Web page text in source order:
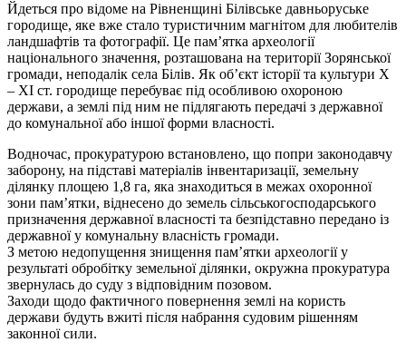
Йдеться про відоме на Рівненщині Білівське давньоруське
городище, яке вже стало туристичним магнітом для любителів
ландшафтів та фотографії. Це пам’ятка археології
національного значення, розташована на території Зорянської
громади, неподалік села Білів. Як об’єкт історії та культури Х
– ХI ст. городище перебуває під особливою охороною
держави, а землі під ним не підлягають передачі з державної
до комунальної або іншої форми власності.
Водночас, прокуратурою встановлено, що попри законодавчу
заборону, на підставі матеріалів інвентаризації, земельну
ділянку площею 1,8 га, яка знаходиться в межах охоронної
зони пам’ятки, віднесено до земель сільськогосподарського
призначення державної власності та безпідставно передано із
державної у комунальну власність громади.
З метою недопущення знищення пам’ятки археології у
результаті обробітку земельної ділянки, окружна прокуратура
звернулась до суду з відповідним позовом.
Заходи щодо фактичного повернення землі на користь
держави будуть вжиті після набрання судовим рішенням
законної сили.